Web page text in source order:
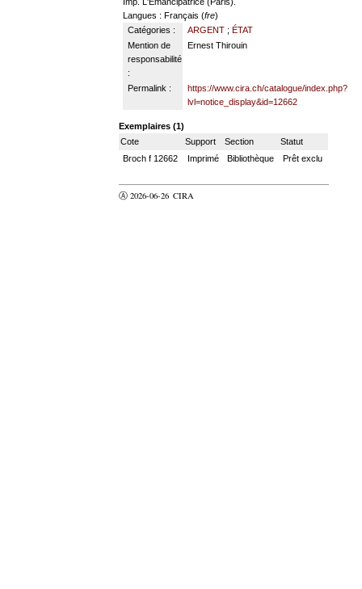
Langues : Français (fre)
Catégories :
ARGENT; ÉTAT
Mention de
responsabilité
:
Ernest Thirouin
Permalink :
https://www.cira.ch/catalogue/index.php?
lvl=notice_display&id=12662
Exemplaires (1)
Cote
Support Section
Statut
Broch f 12662
Imprimé Bibliothèque Prêt exclu
Ⓐ 2026-06-26 CIRA